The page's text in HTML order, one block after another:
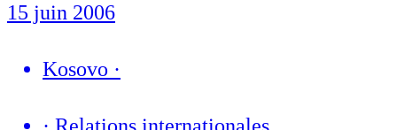
15 juin 2006
Kosovo ·